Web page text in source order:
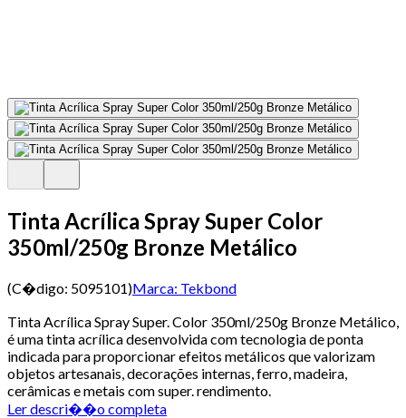
Tinta Acrílica Spray Super Color
350ml/250g Bronze Metálico
(C�digo: 5095101)Marca: Tekbond
Tinta Acrílica Spray Super. Color 350ml/250g Bronze Metálico,
é uma tinta acrílica desenvolvida com tecnologia de ponta
indicada para proporcionar efeitos metálicos que valorizam
objetos artesanais, decorações internas, ferro, madeira,
cerâmicas e metais com super. rendimento.
Ler descri��o completa